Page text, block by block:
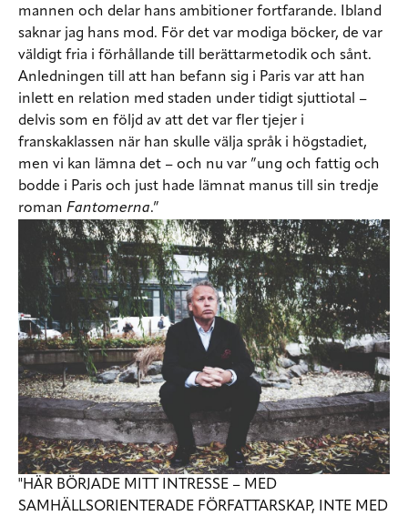
mannen och delar hans ambitioner fortfarande. Ibland
saknar jag hans mod. För det var modiga böcker, de var
väldigt fria i förhållande till berättarmetodik och sånt.
Anledningen till att han befann sig i Paris var att han
inlett en relation med staden under tidigt sjuttiotal –
delvis som en följd av att det var fler tjejer i
franskaklassen när han skulle välja språk i högstadiet,
men vi kan lämna det – och nu var ”ung och fattig och
bodde i Paris och just hade lämnat manus till sin tredje
roman Fantomerna.”
"HÄR BÖRJADE MITT INTRESSE – MED
SAMHÄLLSORIENTERADE FÖRFATTARSKAP, INTE MED